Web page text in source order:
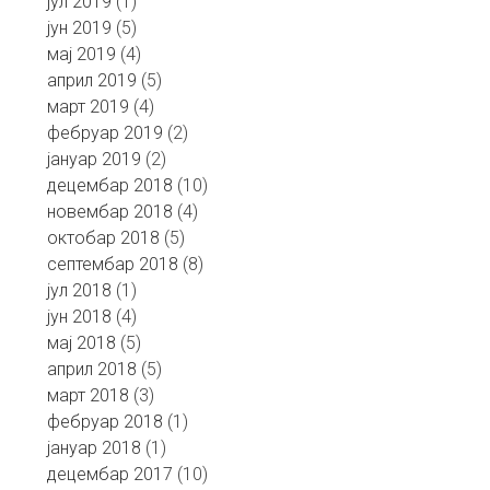
јун 2019 (5)
мај 2019 (4)
април 2019 (5)
март 2019 (4)
фебруар 2019 (2)
јануар 2019 (2)
децембар 2018 (10)
новембар 2018 (4)
октобар 2018 (5)
септембар 2018 (8)
јул 2018 (1)
јун 2018 (4)
мај 2018 (5)
април 2018 (5)
март 2018 (3)
фебруар 2018 (1)
јануар 2018 (1)
децембар 2017 (10)